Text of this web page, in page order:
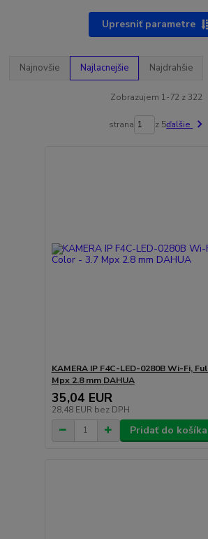
Upresniť parametre
Najnovšie Najlacnejšie Najdrahšie
Zobrazujem 1-72 z 322
strana z 5ďalšie
KAMERA IP F4C-LED-0280B Wi-Fi,
Mpx 2.8 mm DAHUA
35,04 EUR
28,48 EUR bez DPH
Pridať do košíka